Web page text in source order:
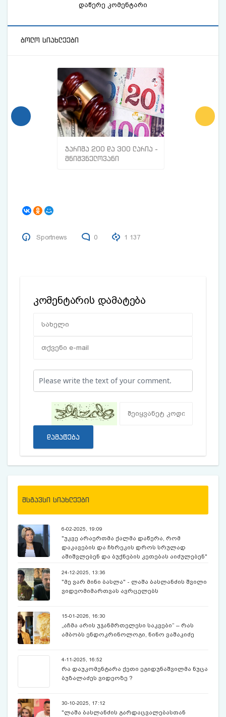
დაწერე კომენტარი
ბოლო სიახლეები
ჯარიმა 200 და 300 ლარია -
მნიშვნელოვანი
Sportnews 0 1 137
კომენტარის დამატება
დამატება
მსგავსი სიახლეები
6-02-2025, 19:09
"უკვე არაერთმა ქალმა დაწერა, რომ
დაკავების და ჩხრეკის დროს სრულად
აშიშვლებენ და ბუქნების კეთებას აიძულებენ"
24-12-2025, 13:36
"მე ვარ მინი ბასლა" - ლაშა ბასლანძის შვილი
ვიდეომიმართვას ავრცელებს
15-01-2026, 16:30
„აჩმა არის უჯანმრთელესი საკვები“ – რას
ამბობს ენდოკრინოლოგი, ნინო ვაშაკიძე
4-11-2025, 16:52
რა დაუკომენტარა ქეთი ეგიდუნაშვილმა ნუცა
ბუზალაძეს ვიდეოზე ?
30-10-2025, 17:12
"ლაშა ბასლანძის გარდაცვალებასთან